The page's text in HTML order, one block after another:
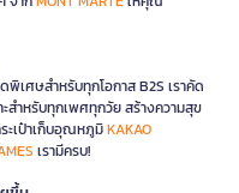
ศษสำหรับทุกโอกาส B2S เราคัด
สำหรับทุกเพศทุกวัย สร้างความสุข
ะเป๋าเก็บอุณหภูมิKAKAO
เรามีครบ!